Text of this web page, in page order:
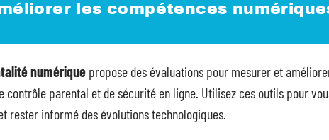
les compétences
numérique propose des évaluations pour mesurer et
contrôle parental et de sécurité en ligne. Utilisez ces outils pour
rester informé des évolutions technologiques.